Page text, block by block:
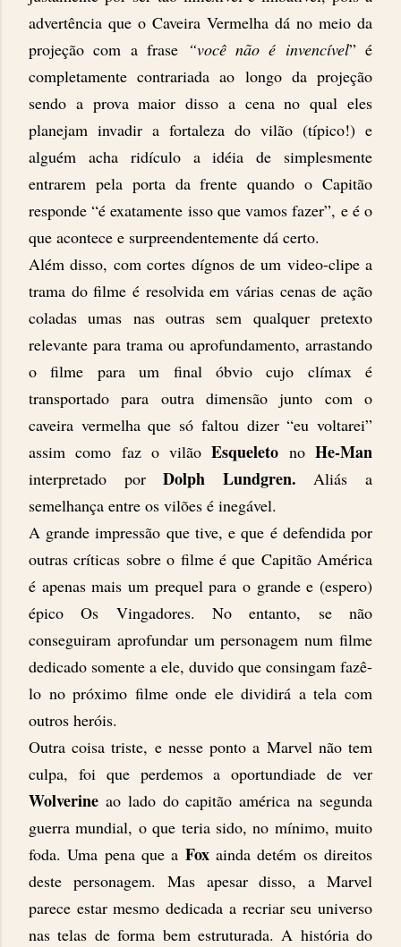
advertência que o Caveira Vermelha dá no meio da
projeção com a frase “você não é invencível” é
completamente contrariada ao longo da projeção
sendo a prova maior disso a cena no qual eles
planejam invadir a fortaleza do vilão (típico!) e
alguém acha ridículo a idéia de simplesmente
entrarem pela porta da frente quando o Capitão
responde “é exatamente isso que vamos fazer”, e é o
que acontece e surpreendentemente dá certo.
Além disso, com cortes dígnos de um video-clipe a
trama do filme é resolvida em várias cenas de ação
coladas umas nas outras sem qualquer pretexto
relevante para trama ou aprofundamento, arrastando
o filme para um final óbvio cujo clímax é
transportado para outra dimensão junto com o
caveira vermelha que só faltou dizer “eu voltarei”
assim como faz o vilãoEsqueleto noHe-Man
interpretado porDolph Lundgren.Aliás a
semelhança entre os vilões é inegável.
A grande impressão que tive, e que é defendida por
outras críticas sobre o filme é que Capitão América
é apenas mais um prequel para o grande e (espero)
épico Os Vingadores. No entanto, se não
conseguiram aprofundar um personagem num filme
dedicado somente a ele, duvido que consingam fazê-
lo no próximo filme onde ele dividirá a tela com
outros heróis.
Outra coisa triste, e nesse ponto a Marvel não tem
culpa, foi que perdemos a oportundiade de ver
Wolverine ao lado do capitão américa na segunda
guerra mundial, o que teria sido, no mínimo, muito
foda. Uma pena que a Foxainda detém os direitos
deste personagem. Mas apesar disso, a Marvel
parece estar mesmo dedicada a recriar seu universo
nas telas de forma bem estruturada. A história do